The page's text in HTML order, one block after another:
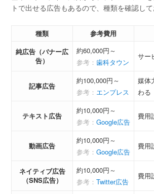
トで出せる広告もあるので、種類を確認して
種類 参考費用
純広告（バナー広
告）
約60,000円～
参考： 歯科タウン
サー
記事広告
約100,000円～
参考： エンプレス
媒体
わる
テキスト広告
約10,000円～
参考： Google広告
費用
動画広告
約10,000円～
参考： Google広告
費用
ネイティブ広告
（SNS広告）
約10,000円～
参考： Twitter広告
費用